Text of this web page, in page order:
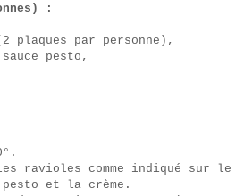
:
plaques par personne),
pesto,
ravioles comme indiqué sur le
et la crème.